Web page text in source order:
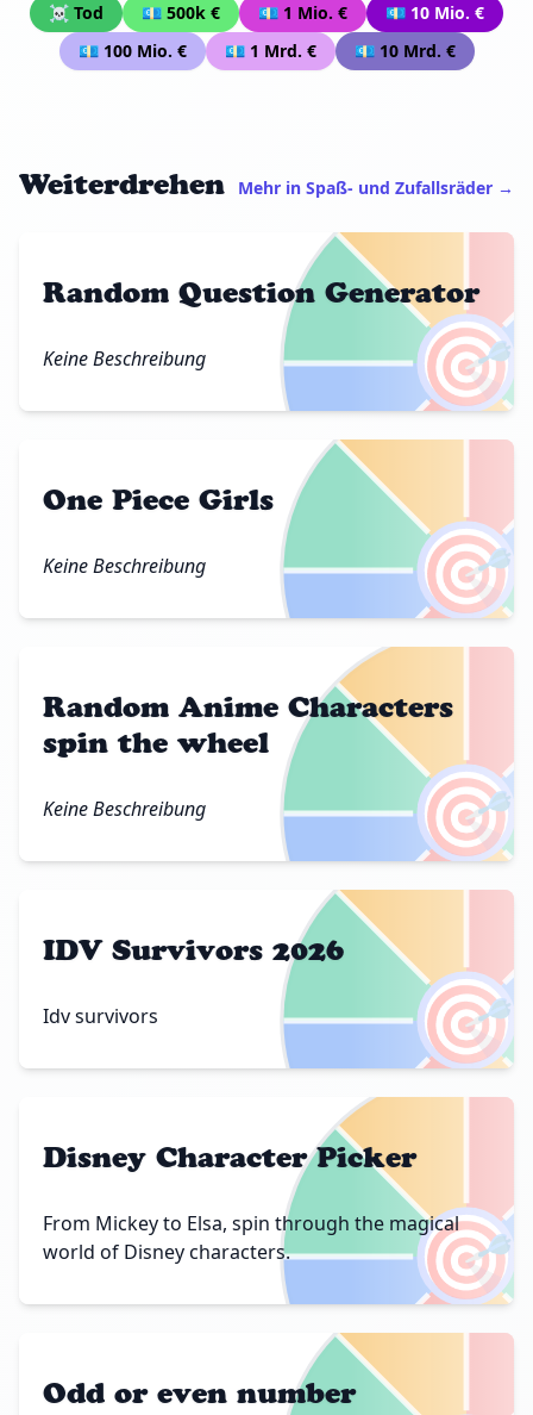
☠ Tod 💶 500k € 💶 1 Mio. €
💶 10 Mio. €
💶 100 Mio. €
💶 1 Mrd. € 💶 10 Mrd. €
Weiterdrehen Mehr in Spaß- und Zufallsräder →
🎯
Random Question Generator
Keine Beschreibung
🎯
One Piece Girls
Keine Beschreibung
🎯
Random Anime Characters
spin the wheel
Keine Beschreibung
🎯
IDV Survivors 2026
Idv survivors
🎯
Disney Character Picker
From Mickey to Elsa, spin through the magical
world of Disney characters.
Odd or even number